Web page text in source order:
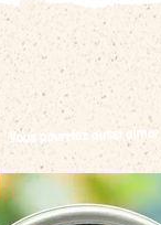
Vous pourriez aussi aimer